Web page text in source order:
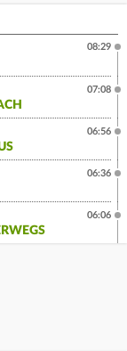
08:29
07:08
06:56
06:36
06:06